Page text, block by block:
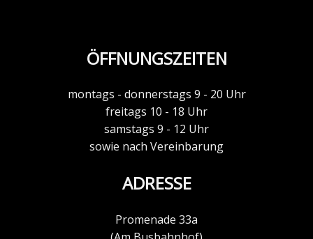
ÖFFNUNGSZEITEN
montags - donnerstags 9 - 20 Uhr
freitags 10 - 18 Uhr
samstags 9 - 12 Uhr
sowie nach Vereinbarung
ADRESSE
Promenade 33a